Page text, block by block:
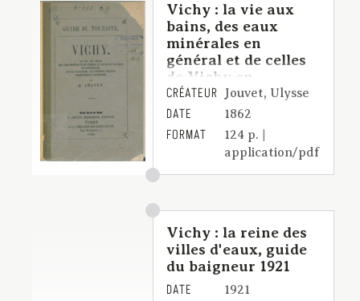
Vichy : la vie aux
bains, des eaux
minérales en
général et de celles
de Vichy en
particulier, un peu
d'histoire, les
thermes, sources,
promenades et
excursions
CRÉATEUR Jouvet, Ulysse
DATE 1862
FORMAT
124 p. |
application/pdf
Vichy : la reine des
villes d'eaux, guide
du baigneur 1921
DATE 1921